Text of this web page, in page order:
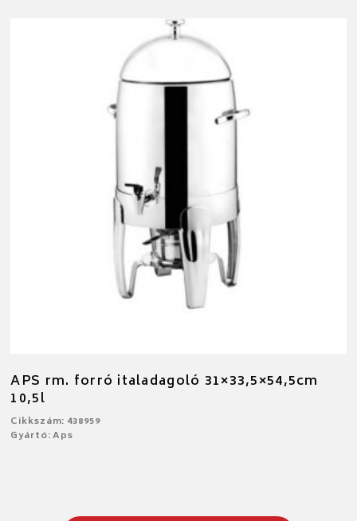
APS rm. forró italadagoló 31×33,5×54,5cm
10,5l
Cikkszám: 438959
Gyártó: Aps